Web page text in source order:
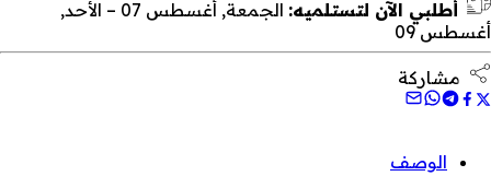
أطلبي الآن لتستلميه:
الجمعة, أغسطس 07 – الأحد,
أغسطس 09
مشاركة
الوصف